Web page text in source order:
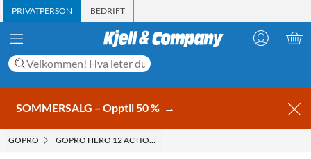
PRIVATPERSON BEDRIFT
SOMMERSALG – Opptil 50 % →
GOPRO GOPRO HERO 12 ACTIONKAMERA BLACK CREATOR KIT